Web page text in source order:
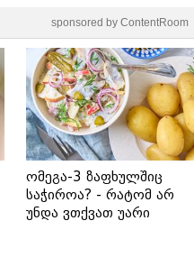
sponsored by ContentRoom
ომეგა-3 ზაფხულშიც
საჭიროა? - რატომ არ
უნდა ვთქვათ უარი